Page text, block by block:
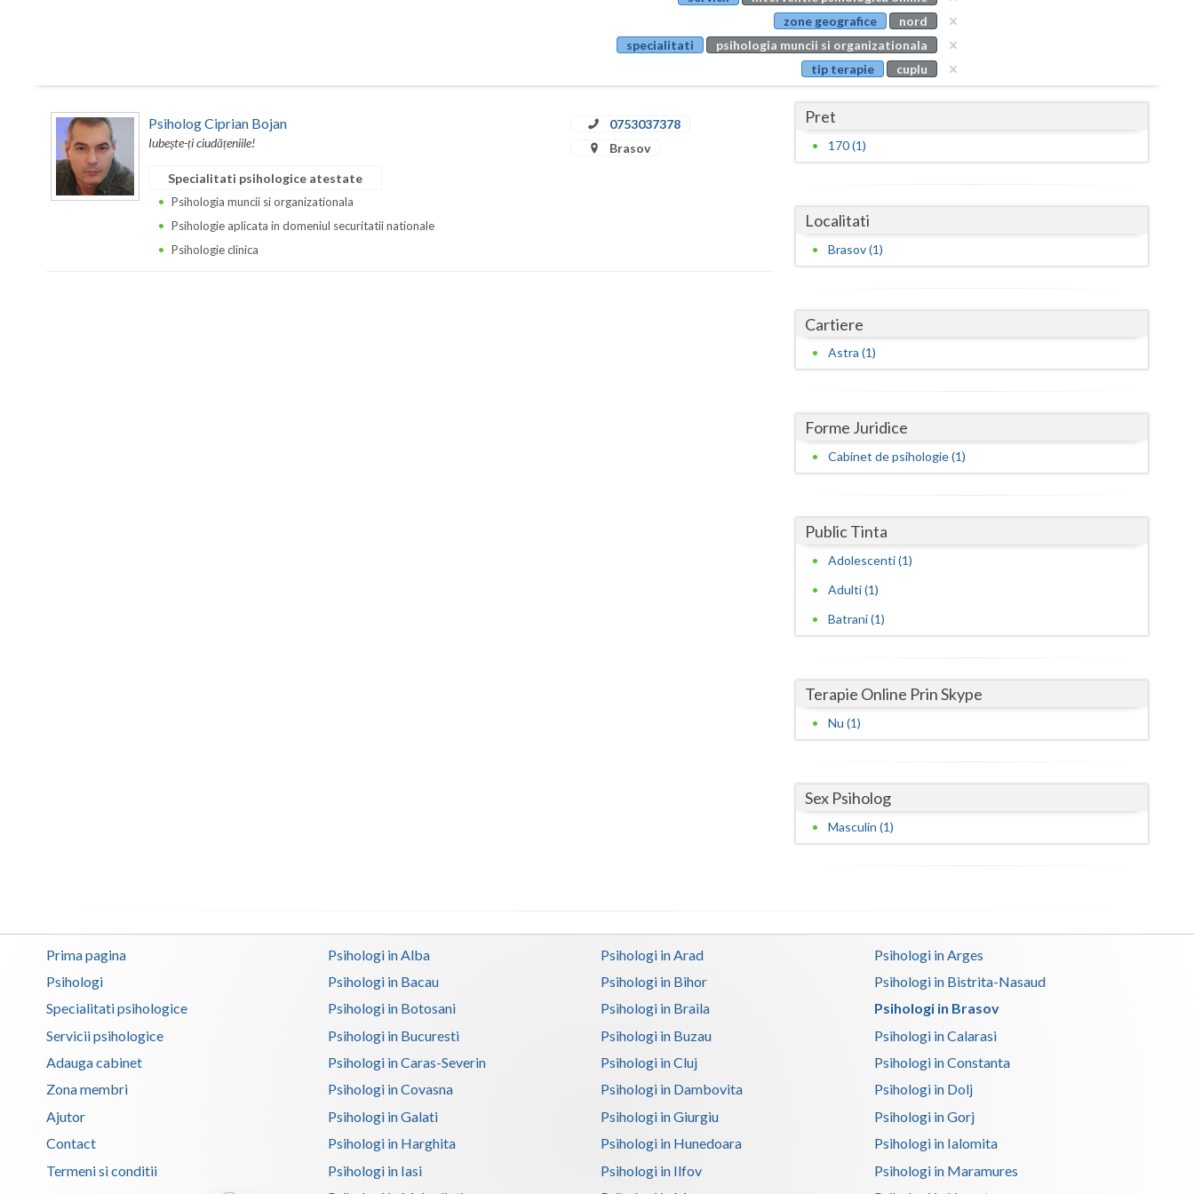
Buzau
Calarasi
Caras-Severin
Gorj
Ialomita
Neamt
Teleorman
Tulcea
Valcea
Vrancea
zone geografice
nord
specialitati
psihologia muncii si organizationala
tip terapie
cuplu
Psiholog Ciprian Bojan
Iubește-ți ciudățeniile!
0753037378
Brasov
Specialitati psihologice atestate
Psihologia muncii si organizationala
Psihologie aplicata in domeniul securitatii nationale
Psihologie clinica
Pret
170 (1)
Localitati
Brasov (1)
Cartiere
Astra (1)
Forme Juridice
Cabinet de psihologie (1)
Public Tinta
Adolescenti (1)
Adulti (1)
Batrani (1)
Terapie Online Prin Skype
Nu (1)
Sex Psiholog
Masculin (1)
Prima pagina
Psihologi
Specialitati psihologice
Servicii psihologice
Adauga cabinet
Zona membri
Ajutor
Contact
Termeni si conditii
Psihologi in Alba Psihologi in Arad
Psihologi in Arges
Psihologi in Bacau
Psihologi in Bihor
Psihologi in Bistrita-Nasaud
Psihologi in Botosani
Psihologi in Braila
Psihologi in Brasov
Psihologi in Bucuresti
Psihologi in Buzau
Psihologi in Calarasi
Psihologi in Caras-Severin
Psihologi in Cluj
Psihologi in Constanta
Psihologi in Covasna
Psihologi in Dambovita
Psihologi in Dolj
Psihologi in Galati
Psihologi in Giurgiu
Psihologi in Gorj
Psihologi in Harghita
Psihologi in Hunedoara
Psihologi in Ialomita
Psihologi in Iasi
Psihologi in Ilfov
Psihologi in Maramures